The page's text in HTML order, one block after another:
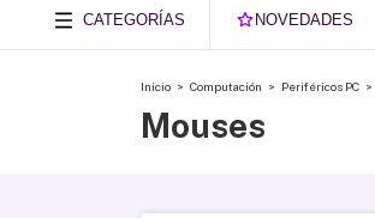
CATEGORÍAS NOVEDADES
Inicio > Computación > Periféricos PC >
Mouses